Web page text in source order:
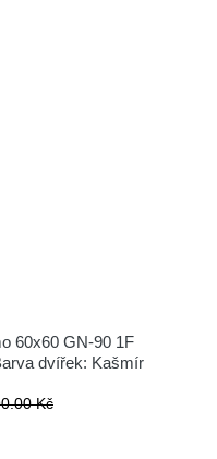
60x60 GN-90 1F
dvířek: Kašmír
Kč